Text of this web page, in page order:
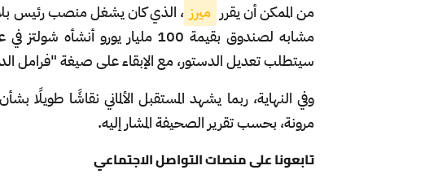
من الممكن أن يقرر ميرز ، الذي كان يشغل منصب رئيس
سيتطلب تعديل الدستور، مع الإبقاء على صيغة "فرامل
وفي النهاية، ربما يشهد المستقبل الألماني نقاشًا طويلًا
مرونة، بحسب تقرير الصحيفة المشار إليه.
تابعونا على منصات التواصل الاجتماعي